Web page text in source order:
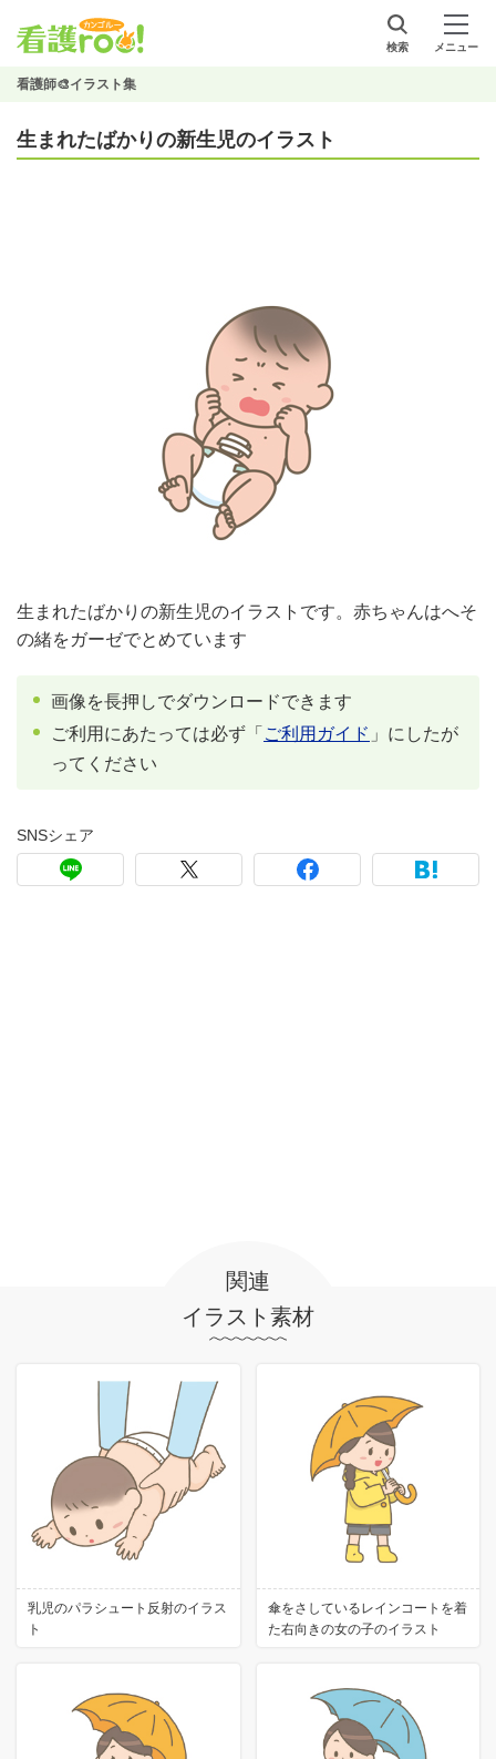
検索 メニュー
看護師🎨イラスト集
生まれたばかりの新生児のイラスト
生まれたばかりの新生児のイラストです。赤ちゃんはへそ
の緒をガーゼでとめています
画像を長押しでダウンロードできます
ご利用にあたっては必ず「 ご利用ガイド 」にしたが
ってください
SNSシェア
関連
イラスト素材
乳児のパラシュート反射のイラス
ト
傘をさしているレインコートを着
た右向きの女の子のイラスト